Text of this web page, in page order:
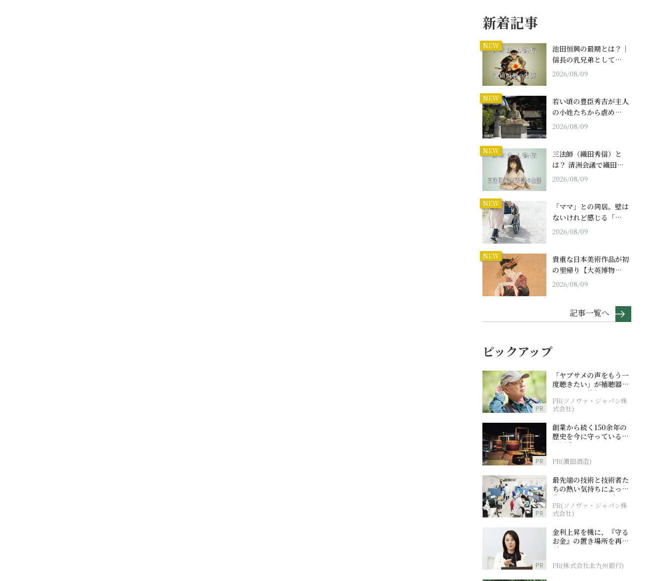
新着記事
NEW
池田恒興の最期とは？｜
信長の乳兄弟として…
2026/08/09
NEW
若い頃の豊臣秀吉が主人
の小姓たちから虐め…
2026/08/09
NEW
三法師（織田秀信）と
は？ 清洲会議で織田…
2026/08/09
NEW
「ママ」との同居。壁は
ないけれど感じる「…
2026/08/09
NEW
貴重な日本美術作品が初
の里帰り【大英博物…
2026/08/09
記事一覧へ
ピックアップ
PR
「ヤブサメの声をもう一
度聴きたい」が補聴器チ
ャレンジの後押しに
PR(ソノヴァ・ジャパン株
式会社)
PR
創業から続く150余年の
歴史を今に守っている濵
田酒造
PR(濵田酒造)
PR
最先端の技術と技術者た
ちの熱い気持ちによって
作られているオーダーメ
イド補聴器
PR(ソノヴァ・ジャパン株
式会社)
PR
金利上昇を機に、『守る
お金』の置き場所を再検
討
PR(株式会社北九州銀行)